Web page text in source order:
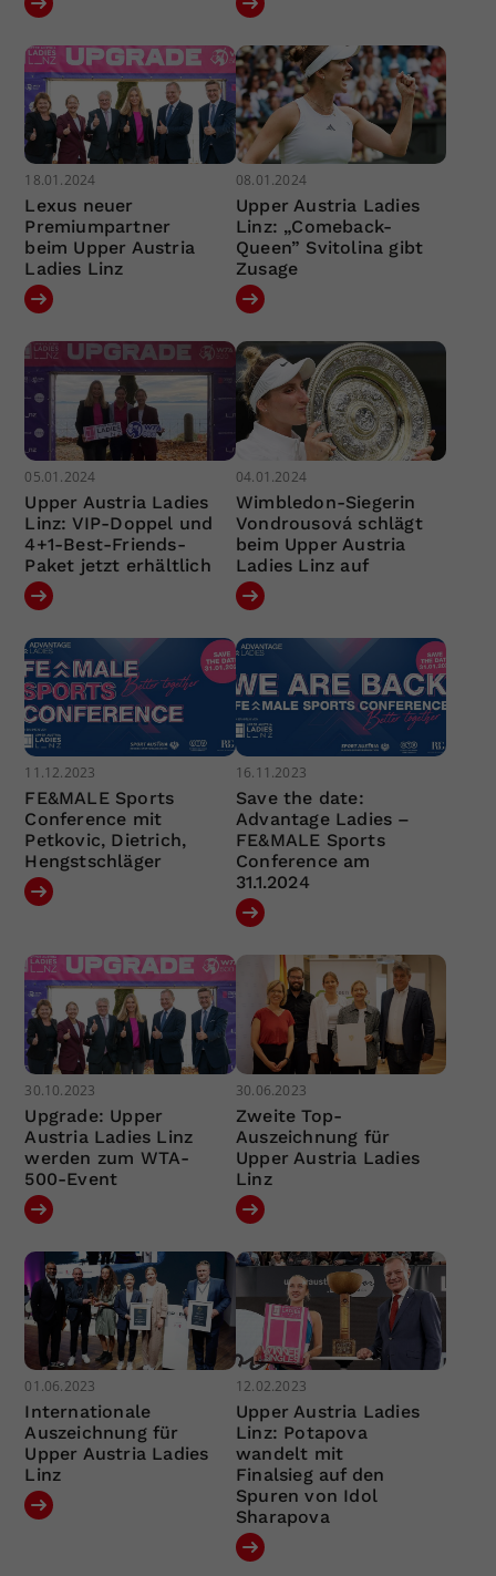
18.01.2024
Lexus neuer
Premiumpartner
beim Upper Austria
Ladies Linz
08.01.2024
Upper Austria Ladies
Linz: „Comeback-
Queen” Svitolina gibt
Zusage
05.01.2024
Upper Austria Ladies
Linz: VIP-Doppel und
4+1-Best-Friends-
Paket jetzt erhältlich
04.01.2024
Wimbledon-Siegerin
Vondrousová schlägt
beim Upper Austria
Ladies Linz auf
11.12.2023
FE&MALE Sports
Conference mit
Petkovic, Dietrich,
Hengstschläger
16.11.2023
Save the date:
Advantage Ladies –
FE&MALE Sports
Conference am
31.1.2024
30.10.2023
Upgrade: Upper
Austria Ladies Linz
werden zum WTA-
500-Event
30.06.2023
Zweite Top-
Auszeichnung für
Upper Austria Ladies
Linz
01.06.2023
Internationale
Auszeichnung für
Upper Austria Ladies
Linz
12.02.2023
Upper Austria Ladies
Linz: Potapova
wandelt mit
Finalsieg auf den
Spuren von Idol
Sharapova